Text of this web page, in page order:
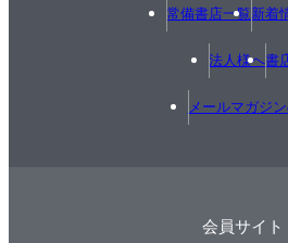
5.1 地域計画の策定
5.2 施設の種類・規模
5.4 計画ごみ質
5.8 燃焼室出口温度
常備書店一覧新着
法人様へ書
メールマガジ
会員サイト